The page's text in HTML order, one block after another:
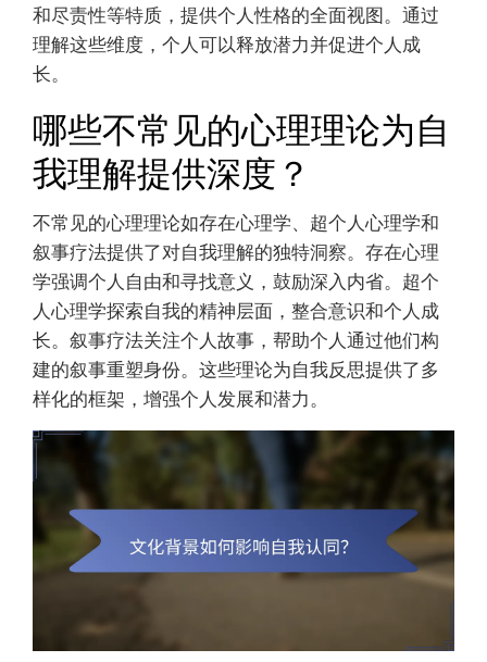
和尽责性等特质，提供个人性格的全面视图。通过
理解这些维度，个人可以释放潜力并促进个人成
长。
哪些不常见的心理理论为自
我理解提供深度？
不常见的心理理论如存在心理学、超个人心理学和
叙事疗法提供了对自我理解的独特洞察。存在心理
学强调个人自由和寻找意义，鼓励深入内省。超个
人心理学探索自我的精神层面，整合意识和个人成
长。叙事疗法关注个人故事，帮助个人通过他们构
建的叙事重塑身份。这些理论为自我反思提供了多
样化的框架，增强个人发展和潜力。